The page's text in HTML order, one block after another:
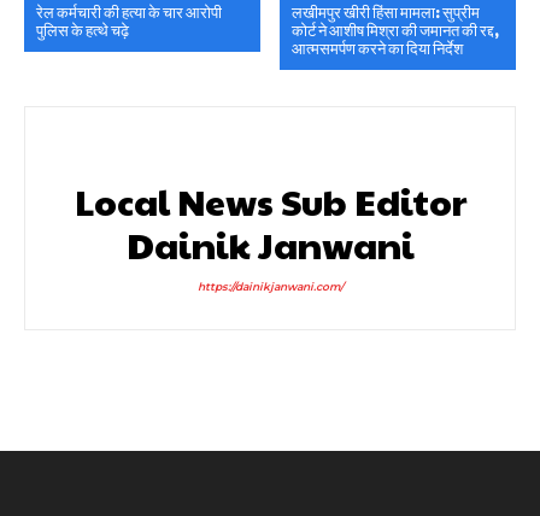
रेल कर्मचारी की हत्या के चार आरोपी
पुलिस के हत्थे चढ़े
लखीमपुर खीरी हिंसा मामला: सुप्रीम
कोर्ट ने आशीष मिश्रा की जमानत की रद्द,
आत्मसमर्पण करने का दिया निर्देश
Local News Sub Editor
Dainik Janwani
https://dainikjanwani.com/